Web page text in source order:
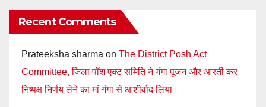
Recent Comments
Prateeksha sharma on The District Posh Act
Committee, जिला पॉश एक्ट समिति ने गंगा पूजन और आरती कर
निष्पक्ष निर्णय लेने का मां गंगा से आशीर्वाद लिया।